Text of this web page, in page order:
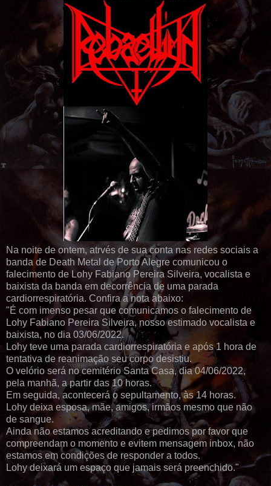
Na noite de ontem, atrvés de sua conta nas redes sociais a
banda de Death Metal de Porto Alegre comunicou o
falecimento de Lohy Fabiano Pereira Silveira, vocalista e
baixista da banda em decorrência de uma parada
cardiorrespiratória. Confira a nota abaixo:
"É com imenso pesar que comunicamos o falecimento de
Lohy Fabiano Pereira Silveira, nosso estimado vocalista e
baixista, no dia 03/06/2022.
Lohy teve uma parada cardiorrespiratória e após 1 hora de
tentativa de reanimação seu corpo desistiu.
O velório será no cemitério Santa Casa, dia 04/06/2022,
pela manhã, a partir das 10 horas.
Em seguida, acontecerá o sepultamento, às 14 horas.
Lohy deixa esposa, mãe, amigos, irmãos mesmo que não
de sangue.
Ainda não estamos acreditando e pedimos por favor que
compreendam o momento e evitem mensagem inbox, não
estamos em condições de responder a todos.
Lohy deixará um espaço que jamais será preenchido."